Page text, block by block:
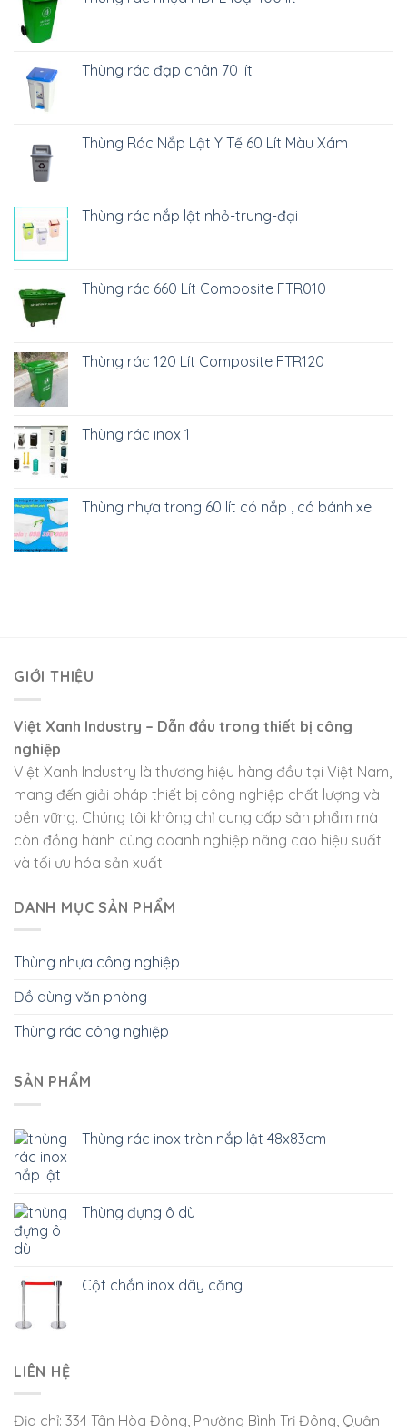
Thùng rác đạp chân 70 lít
Thùng Rác Nắp Lật Y Tế 60 Lít Màu Xám
Thùng rác nắp lật nhỏ-trung-đại
Thùng rác 660 Lít Composite FTR010
Thùng rác 120 Lít Composite FTR120
Thùng rác inox 1
Thùng nhựa trong 60 lít có nắp , có bánh xe
GIỚI THIỆU
Việt Xanh Industry – Dẫn đầu trong thiết bị công
nghiệp
Việt Xanh Industry là thương hiệu hàng đầu tại Việt Nam,
mang đến giải pháp thiết bị công nghiệp chất lượng và
bền vững. Chúng tôi không chỉ cung cấp sản phẩm mà
còn đồng hành cùng doanh nghiệp nâng cao hiệu suất
và tối ưu hóa sản xuất.
DANH MỤC SẢN PHẨM
Thùng nhựa công nghiệp
Đồ dùng văn phòng
Thùng rác công nghiệp
SẢN PHẨM
Thùng rác inox tròn nắp lật 48x83cm
Thùng đựng ô dù
Cột chắn inox dây căng
LIÊN HỆ
Địa chỉ: 334 Tân Hòa Đông, Phường Bình Trị Đông, Quận